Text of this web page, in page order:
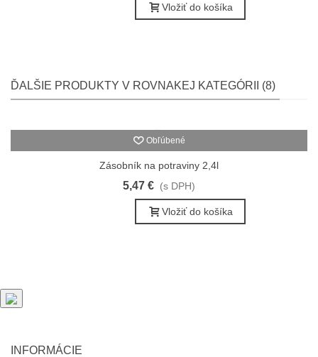
Vložiť do košíka
ĎALŠIE PRODUKTY V ROVNAKEJ KATEGÓRII (8)
Obľúbené
Zásobník na potraviny 2,4l
5,47 € (s DPH)
Vložiť do košíka
INFORMÁCIE